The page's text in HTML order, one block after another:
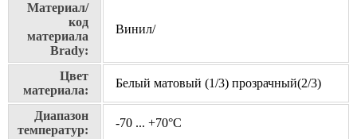
Материал/
код
материала
Brady:
Винил/
Цвет
материала:
Белый матовый (1/3) прозрачный(2/3)
Диапазон
температур:
-70 ... +70°С